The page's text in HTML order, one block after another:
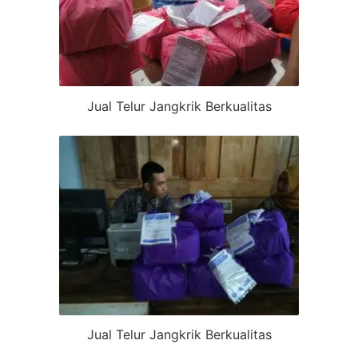
Jual Telur Jangkrik Berkualitas
Jual Telur Jangkrik Berkualitas